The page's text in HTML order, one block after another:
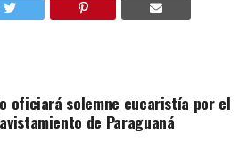
oficiará solemne eucaristía por el
de Paraguaná